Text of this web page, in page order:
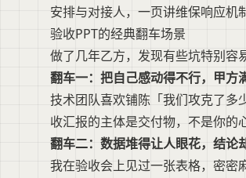
安排与对接人，一页讲维保响应机
验收PPT的经典翻车场景
做了几年乙方，发现有些坑特别容
翻车一：把自己感动得不行，甲方
技术团队喜欢铺陈「我们攻克了多
收汇报的主体是交付物，不是你的
翻车二：数据堆得让人眼花，结论
我在验收会上见过一张表格，密密